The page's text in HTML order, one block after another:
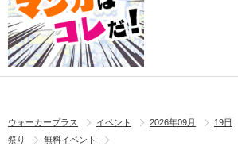
ウォーカープラス イベント 2026年09月 19日
祭り
無料イベント